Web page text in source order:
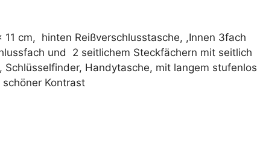
cm, hinten Reißverschlusstasche, ,Innen 3fach
und 2 seitlichem Steckfächern mit seitlich
Handytasche, mit langem stufenlos
Kontrast